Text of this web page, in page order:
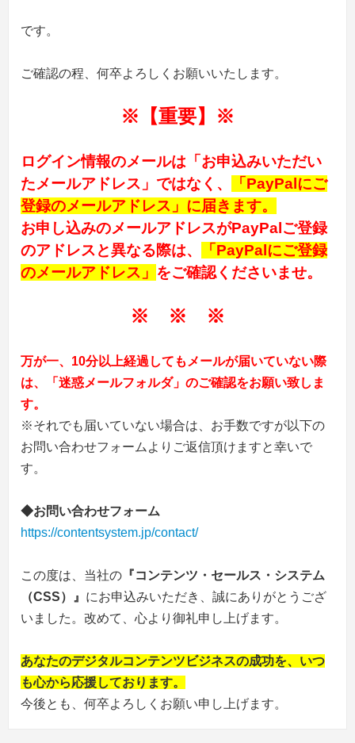
です。
ご確認の程、何卒よろしくお願いいたします。
※【重要】※
ログイン情報のメールは「お申込みいただい
たメールアドレス」ではなく、
「PayPalにご
登録のメールアドレス」に届きます。
お申し込みのメールアドレスがPayPalご登録
のアドレスと異なる際は、
「PayPalにご登録
のメールアドレス」 をご確認くださいませ。
※ ※ ※
万が一、10分以上経過しても メールが届いていない際
は、「 迷惑メールフォルダ」 のご確認をお願い致しま
す。
※それでも届いていない場合は、お手数ですが以下の
お問い合わせフォームよりご返信頂けますと幸いで
す。
◆お問い合わせフォーム
https://contentsystem.jp/contact/
この度は、当社の 『コンテンツ・セールス・システム
（CSS）』 にお申込みいただき、誠にありがとうござ
いました。改めて、心より御礼申し上げます。
あなたのデジタルコンテンツビジネスの成功を、いつ
も心から応援しております。
今後とも、何卒よろしくお願い申し上げます。